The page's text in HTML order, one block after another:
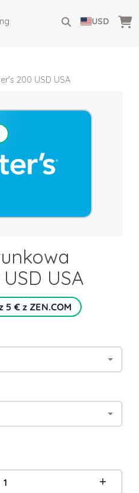
USD
200 USD USA
USA
5 € z ZEN.COM